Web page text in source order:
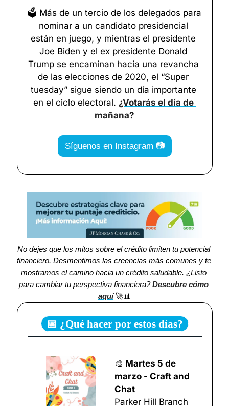
🗳️ Más de un tercio de los delegados para
nominar a un candidato presidencial
están en juego, y mientras el presidente
Joe Biden y el ex presidente Donald
Trump se encaminan hacia una revancha
de las elecciones de 2020, el “Super
tuesday” sigue siendo un día importante
en el ciclo electoral. ¿Votarás el día de
mañana?
Síguenos en Instagram 📷
No dejes que los mitos sobre el crédito limiten tu potencial
financiero. Desmentimos las creencias más comunes y te
mostramos el camino hacia un crédito saludable. ¿Listo
para cambiar tu perspectiva financiera? Descubre cómo
aquí 🚀📊
📅 ¿Qué hacer por estos días?
🎨 Martes 5 de
marzo - Craft and
Chat
Parker Hill Branch